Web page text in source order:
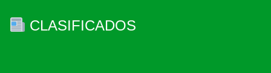
CLASIFICADOS